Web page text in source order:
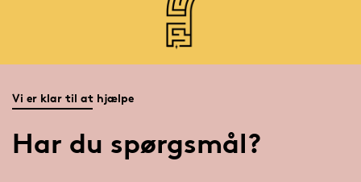
Vi er klar til at hjælpe
Har du spørgsmål?